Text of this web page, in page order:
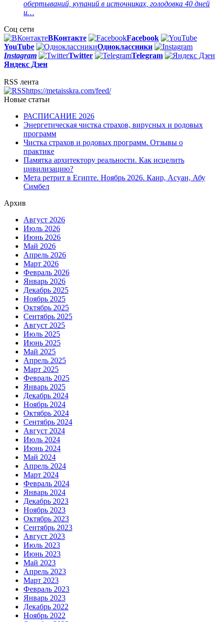
обертываний, купаний в источниках, голодовка 40 дней
и…
Соц сети
ВКонтакте
Facebook
YouTube
Одноклассники
Instagram
Twitter
Telegram
Яндекс Дзен
RSS лента
https://metaisskra.com/feed/
Новые статьи
РАСПИСАНИЕ 2026
Энергетическая чистка страхов, вирусных и родовых
программ
Чистка страхов и родовых программ. Отзывы о
практике
Памятка архитектору реальности. Как исцелить
цивилизацию?
Мета ретрит в Египте. Ноябрь 2026. Каир, Асуан, Абу
Симбел
Архив
Август 2026
Июль 2026
Июнь 2026
Май 2026
Апрель 2026
Март 2026
Февраль 2026
Январь 2026
Декабрь 2025
Ноябрь 2025
Октябрь 2025
Сентябрь 2025
Август 2025
Июль 2025
Июнь 2025
Май 2025
Апрель 2025
Март 2025
Февраль 2025
Январь 2025
Декабрь 2024
Ноябрь 2024
Октябрь 2024
Сентябрь 2024
Август 2024
Июль 2024
Июнь 2024
Май 2024
Апрель 2024
Март 2024
Февраль 2024
Январь 2024
Декабрь 2023
Ноябрь 2023
Октябрь 2023
Сентябрь 2023
Август 2023
Июль 2023
Июнь 2023
Май 2023
Апрель 2023
Март 2023
Февраль 2023
Январь 2023
Декабрь 2022
Ноябрь 2022